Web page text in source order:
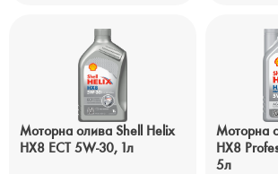
Моторна олива Shell Helix
HX8 ECT 5W-30, 1л
Моторна
HX8
5л